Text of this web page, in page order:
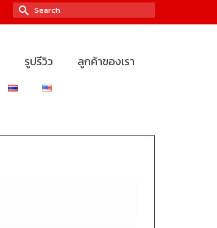
Search
for:
รูปรีวิว
ลูกค้าของเรา